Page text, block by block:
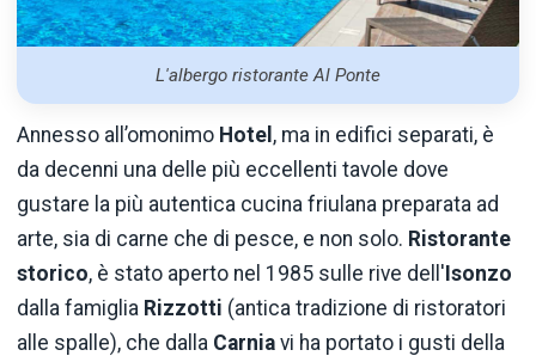
L'albergo ristorante Al Ponte
Annesso all’omonimo Hotel , ma in edifici separati, è
da decenni una delle più eccellenti tavole dove
gustare la più autentica cucina friulana preparata ad
arte, sia di carne che di pesce, e non solo. Ristorante
storico, è stato aperto nel 1985 sulle rive dell'Isonzo
dalla famiglia Rizzotti (antica tradizione di ristoratori
alle spalle), che dalla Carnia vi ha portato i gusti della